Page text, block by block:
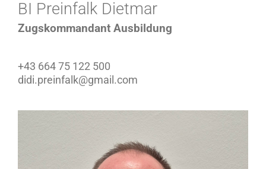
BI Preinfalk Dietmar
Zugskommandant Ausbildung
+43 664 75 122 500
didi.preinfalk@gmail.com